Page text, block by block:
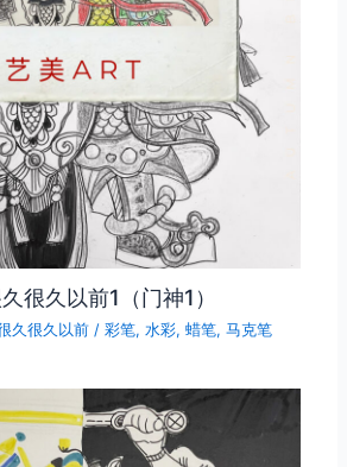
很久以前1（门神1）
久很久以前 /彩笔,水彩,蜡笔,马克笔